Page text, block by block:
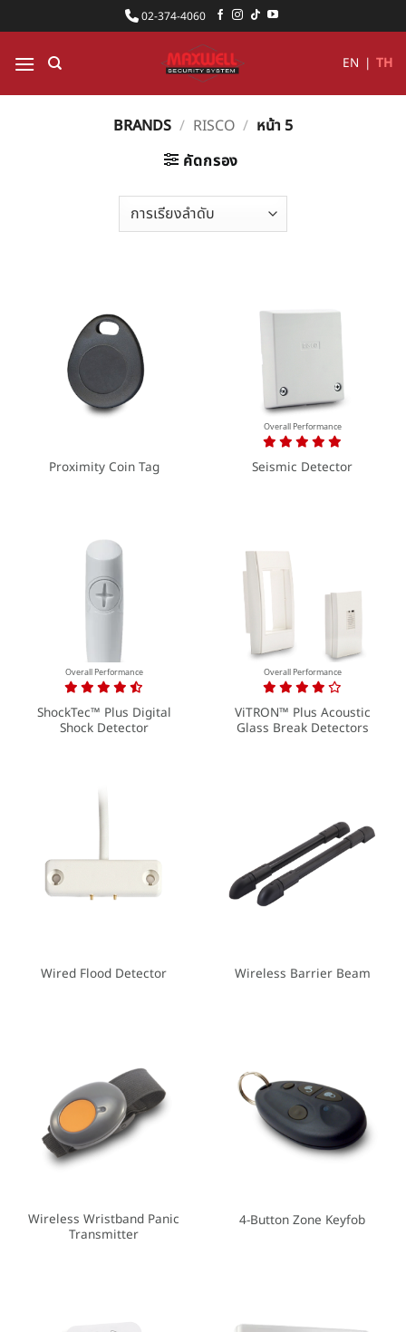
ไป
ยัง
เนื้อหา
02-374-4060
EN | TH
BRANDS / RISCO / หน้า 5
คัดกรอง
Proximity Coin Tag
Overall Performance
Seismic Detector
Overall Performance
ShockTec™ Plus Digital
Shock Detector
Overall Performance
ViTRON™ Plus Acoustic
Glass Break Detectors
Wired Flood Detector Wireless Barrier Beam
Wireless Wristband Panic
Transmitter
4-Button Zone Keyfob